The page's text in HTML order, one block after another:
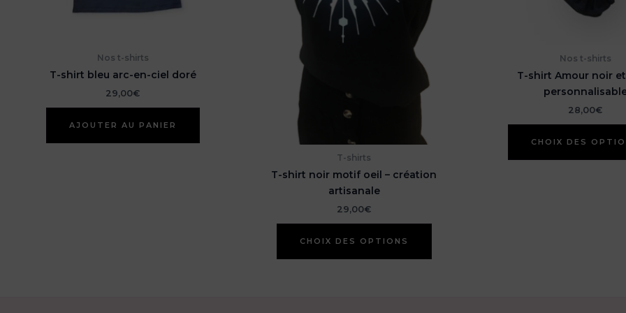
Nos t-shirts
T-shirt bleu arc-en-ciel doré
29,00€
AJOUTER AU PANIER
T-shirts
T-shirt noir motif oeil – création
artisanale
29,00€
CHOIX DES OPTIONS
Ce
a
Nos t-shirts
T-shirt Amour noir
28,00€
CHOIX DES